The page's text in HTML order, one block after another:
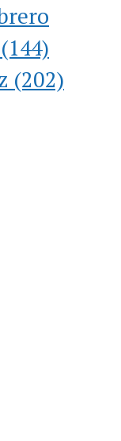
(144)
(202)